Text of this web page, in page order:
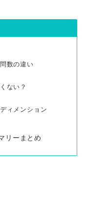
数の違い
ない？
ィメンション
リーまとめ